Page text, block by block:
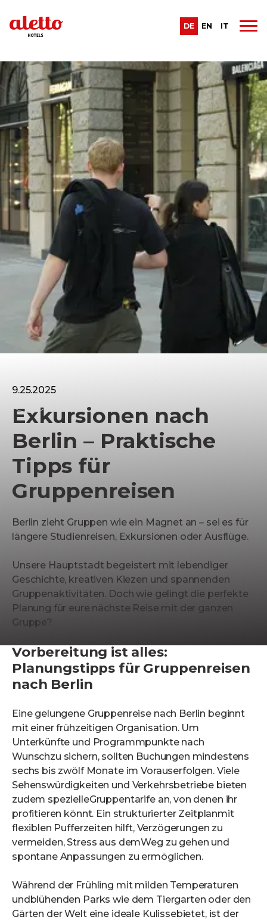
DE EN IT
9.25.2025
Exkursionen nach
Berlin – Praktische
Tipps für
Gruppenreisen
Berlin zieht Gruppen wie ein Magnet an – sei es für
längere Studienreisen, Exkursionen oder Ausflüge.
Unsere Hauptstadt begeistert mit lebendiger
Geschichte, kreativen Kiezen und spannenden
Gruppenaktivitäten. Doch wie gelingt die perfekte
Planung für eure nächste Reise mit der ganzen
Gruppe?
Vorbereitung ist alles:
Planungstipps für Gruppenreisen
nach Berlin
Eine gelungene Gruppenreise nach Berlin beginnt
mit einer frühzeitigen Organisation. Um
Unterkünfte und Programmpunkte nach
Wunschzu sichern, sollten Buchungen mindestens
sechs bis zwölf Monate im Vorauserfolgen. Viele
Sehenswürdigkeiten und Verkehrsbetriebe bieten
zudem spezielleGruppentarife an, von denen ihr
profitieren könnt. Ein strukturierter Zeitplanmit
flexiblen Pufferzeiten hilft, Verzögerungen zu
vermeiden, Stress aus demWeg zu gehen und
spontane Anpassungen zu ermöglichen.
Während der Frühling mit milden Temperaturen
undblühenden Parks wie dem Tiergarten oder den
Gärten der Welt eine ideale Kulissebietet, ist der